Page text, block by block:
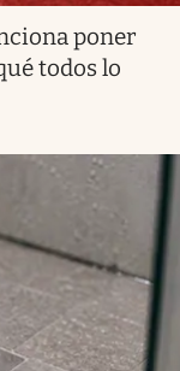
poner
todos lo